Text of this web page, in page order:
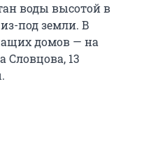
воды высотой в
под земли. В
домов — на
Словцова, 13